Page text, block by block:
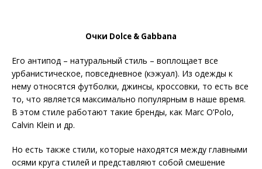
Очки Dolce & Gabbana
Его антипод – натуральный стиль – воплощает все
урбанистическое, повседневное (кэжуал). Из одежды к
нему относятся футболки, джинсы, кроссовки, то есть все
то, что является максимально популярным в наше время.
В этом стиле работают такие бренды, как Marc O’Polo,
Calvin Klein и др.
Но есть также стили, которые находятся между главными
осями круга стилей и представляют собой смешение